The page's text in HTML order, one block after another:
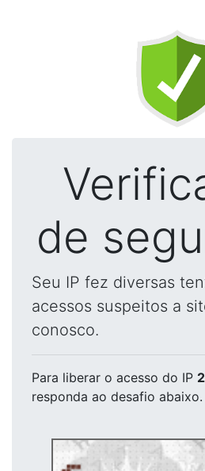
de
Seu IP fez diversas
acessos suspeitos a
conosco.
Para liberar o acesso do IP
responda ao desafio abaixo.